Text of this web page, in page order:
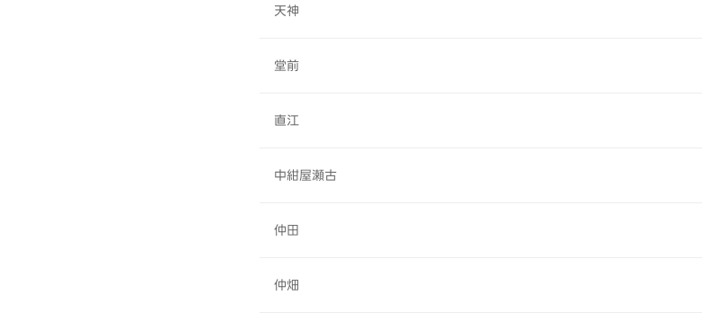
天神
堂前
直江
中紺屋瀬古
仲田
仲畑